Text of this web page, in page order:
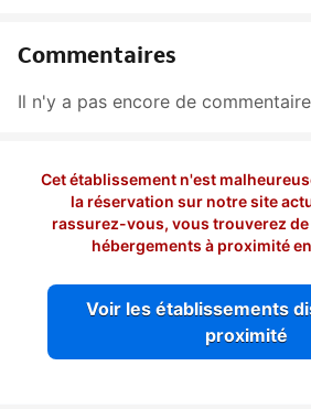
Commentaires
Il n'y a pas encore de
Cet établissement n'est
la réservation sur notre site
rassurez-vous, vous trouverez
hébergements à proximité
Voir les établissements
proximité